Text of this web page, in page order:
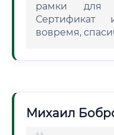
рамки для
Сертификат
вовремя,
Михаил